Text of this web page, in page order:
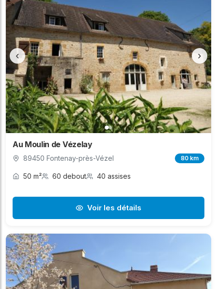
‹ ›
Au Moulin de Vézelay
89450 Fontenay-près-Vézel 80 km
50 m² 60 debout 40 assises
Voir les détails